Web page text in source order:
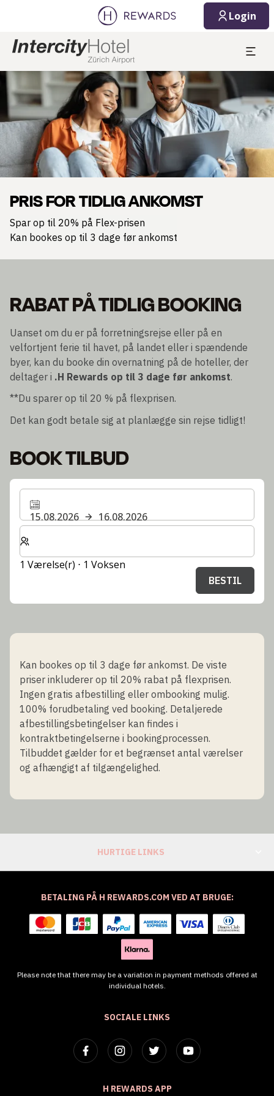
Login
Slide 1 af 1
PRIS FOR TIDLIG ANKOMST
Spar op til 20% på Flex-prisen
Kan bookes op til 3 dage før ankomst
RABAT PÅ TIDLIG BOOKING
Uanset om du er på forretningsrejse eller på en
velfortjent ferie til havet, på landet eller i spændende
byer, kan du booke din overnatning på de hoteller, der
deltager i .H Rewards op til 3 dage før ankomst.
**Du sparer op til 20 % på flexprisen.
Det kan godt betale sig at planlægge sin rejse tidligt!
BOOK TILBUD
15.08.2026
16.08.2026
Vælg antal værelser og gæster til dit ophold
1 Værelse(r) ⋅ 1 Voksen
BESTIL
Kan bookes op til 3 dage før ankomst. De viste
priser inkluderer op til 20% rabat på flexprisen.
Ingen gratis afbestilling eller ombooking mulig.
100% forudbetaling ved booking. Detaljerede
afbestillingsbetingelser kan findes i
kontraktbetingelserne i bookingprocessen.
Tilbuddet gælder for et begrænset antal værelser
og afhængigt af tilgængelighed.
HURTIGE LINKS
SOCIALE LINKS
H REWARDS APP
BETALING PÅ H REWARDS.COM VED AT BRUGE:
Please note that there may be a variation in payment methods offered at
individual hotels.